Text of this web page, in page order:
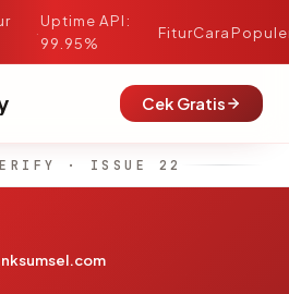
·
Uptime API:
99.95%
FiturCara
Cek Gratis
· ISSUE 22